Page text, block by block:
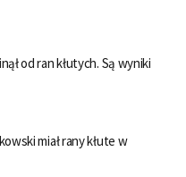
od ran kłutych. Są wyniki
miał rany kłute w